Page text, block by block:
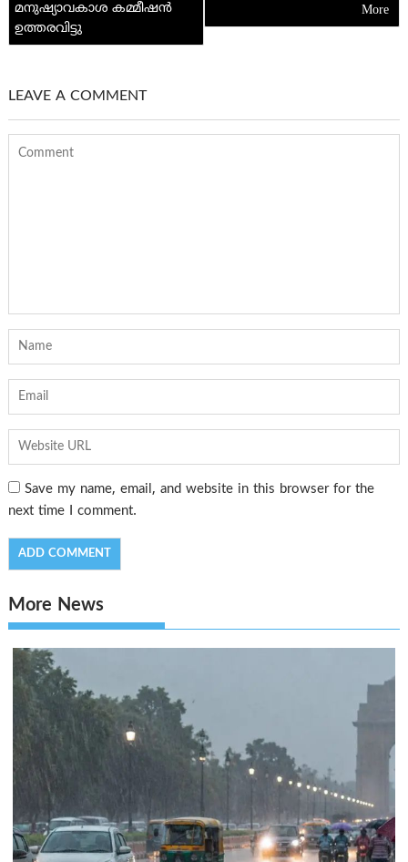
മനുഷ്യാവകാശ കമ്മീഷന്‍
ഉത്തരവിട്ടു
LEAVE A COMMENT
Save my name, email, and website in this browser for the
next time I comment.
More News